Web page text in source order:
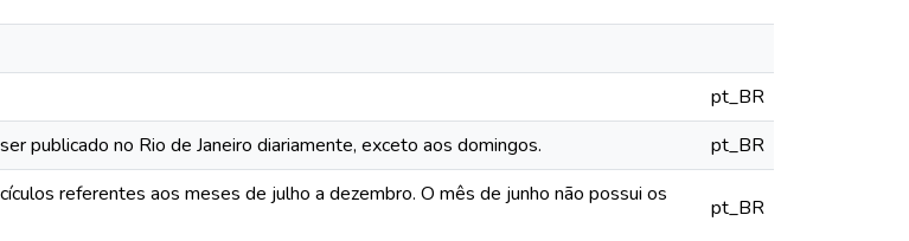
pt_BR
publicado no Rio de Janeiro diariamente, exceto aos domingos. pt_BR
referentes aos meses de julho a dezembro. O mês de junho não possui os
pt_BR